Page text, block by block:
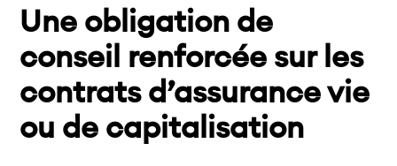
Une obligation de
conseil renforcée sur les
contrats d’assurance vie
ou de capitalisation